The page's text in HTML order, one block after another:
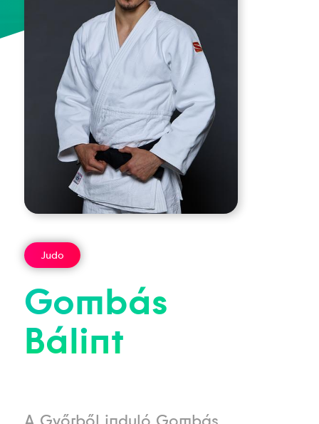
Judo
Gombás
Bálint